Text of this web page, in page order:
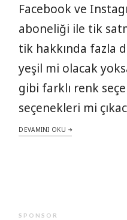
Facebook ve
aboneliği ile tik
tik hakkında fazla
yeşil mi olacak
gibi farklı renk
seçenekleri mi
DEVAMINI OKU
SPONSOR